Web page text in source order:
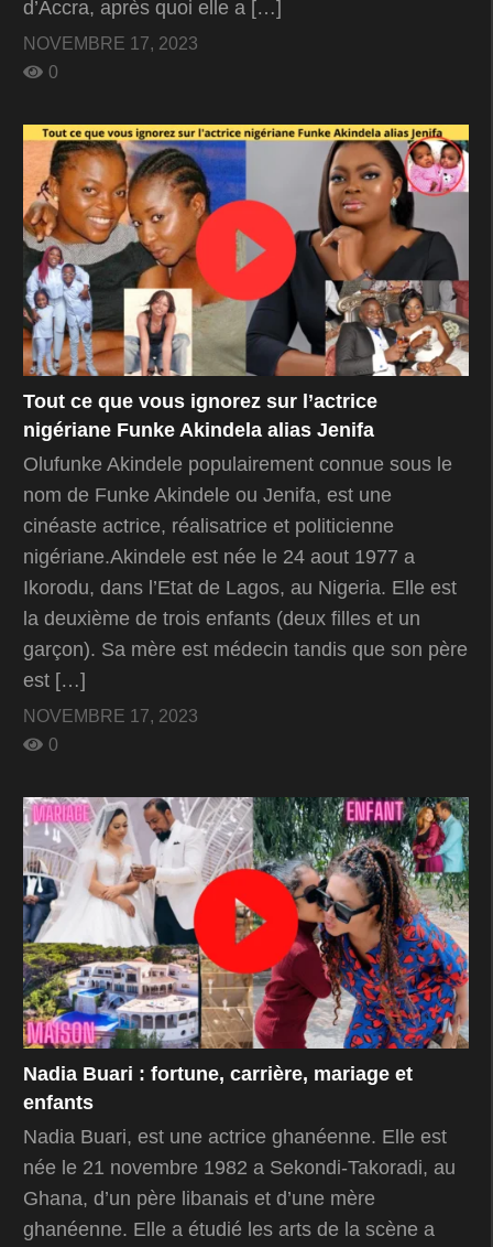
d’Accra, après quoi elle a […]
NOVEMBRE 17, 2023
0
Tout ce que vous ignorez sur l’actrice
nigériane Funke Akindela alias Jenifa
Olufunke Akindele populairement connue sous le
nom de Funke Akindele ou Jenifa, est une
cinéaste actrice, réalisatrice et politicienne
nigériane.Akindele est née le 24 aout 1977 a
Ikorodu, dans l’Etat de Lagos, au Nigeria. Elle est
la deuxième de trois enfants (deux filles et un
garçon). Sa mère est médecin tandis que son père
est […]
NOVEMBRE 17, 2023
0
Nadia Buari : fortune, carrière, mariage et
enfants
Nadia Buari, est une actrice ghanéenne. Elle est
née le 21 novembre 1982 a Sekondi-Takoradi, au
Ghana, d’un père libanais et d’une mère
ghanéenne. Elle a étudié les arts de la scène a